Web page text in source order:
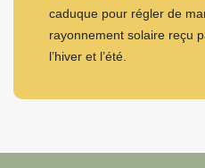
caduque pour régler de
rayonnement solaire reçu
l’hiver et l’été.